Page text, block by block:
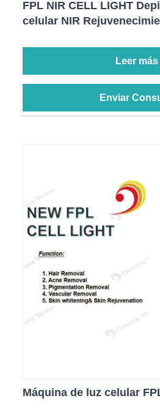
FPL NIR CELL LIGHT
celular NIR
Blanqueamiento de la
belleza láser cosmético
Leer más
Enviar
Máquina de luz celular